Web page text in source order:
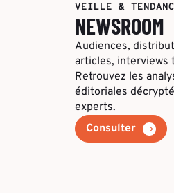
VEILLE &
NEWSROOM
Audiences,
articles, interviews
Retrouvez les
éditoriales
experts.
Consulter